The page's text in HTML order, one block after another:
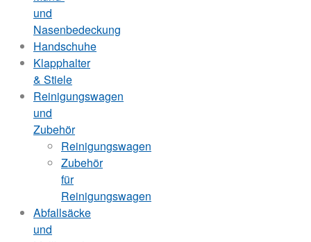
und
Nasenbedeckung
Handschuhe
Klapphalter
& Stiele
Reinigungswagen
und
Zubehör
Reinigungswagen
Zubehör
für
Reinigungswagen
Abfallsäcke
und